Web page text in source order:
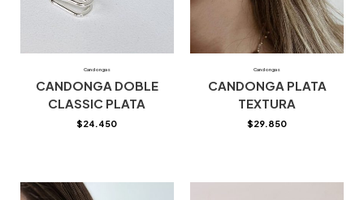
Candongas
CANDONGA DOBLE
CLASSIC PLATA
$24.450
Candongas
CANDONGA PLATA
TEXTURA
$29.850